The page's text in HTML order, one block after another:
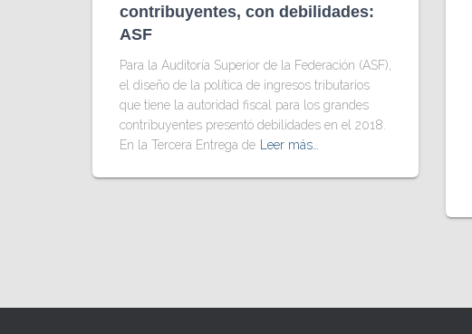
contribuyentes, con debilidades:
ASF
Para la Auditoría Superior de la Federación (ASF),
el diseño de la política de ingresos tributarios
que tiene la autoridad fiscal para los grandes
contribuyentes presentó debilidades en el 2018.
En la Tercera Entrega de
Leer más…